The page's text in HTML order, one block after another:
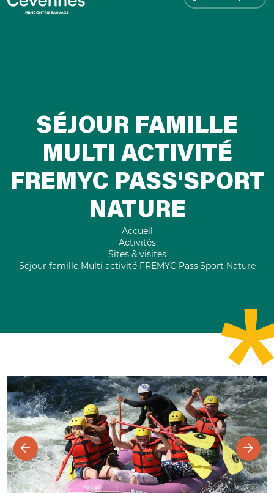
SÉJOUR FAMILLE
MULTI ACTIVITÉ
FREMYC PASS'SPORT
NATURE
Accueil
Activités
Sites & visites
Séjour famille Multi activité FREMYC Pass'Sport Nature